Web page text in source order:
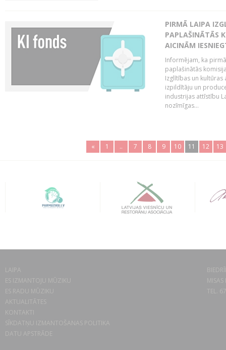
PIRMĀ LAIPA
PAPLAŠINĀTĀS
AICINĀM
Informējam, ka
paplašinātās
Izglītības un
izpildītāju un
industrijas attīstību
nozīmīgas...
« 1 .. 7 8 9 10 11 12 13
LAIPA
ES IZMANTOJU MŪZIKU
ES RADU MŪZIKU
AKTUALITĀTES
KONTAKTI
SĪKDATŅU IZMANTOŠANAS POLITIKA
DATU APSTRĀDE
TEL.